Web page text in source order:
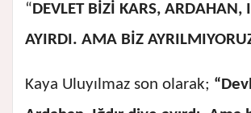
“DEVLET BİZİ KARS, ARDAHAN,
AYIRDI. AMA BİZ
Kaya Uluyılmaz son olarak;